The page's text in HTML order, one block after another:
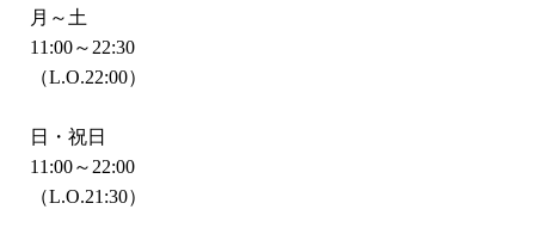
月～土
11:00～22:30
（L.O.22:00）
日・祝日
11:00～22:00
（L.O.21:30）